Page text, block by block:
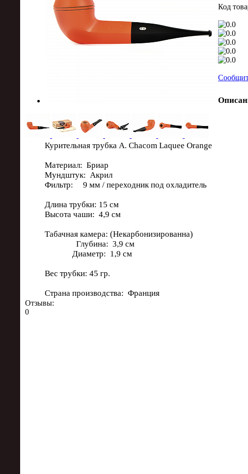
Код
Курительная трубка A. Chacom Laquee Orange
Материал: Бриар
Мундштук: Акрил
Фильтр: 9 мм / переходник под охладитель
Длина трубки: 15 см
Высота чаши: 4,9 см
Табачная камера: (Некарбонизированна)
Глубина: 3,9 см
Диаметр: 1,9 см
Вес трубки: 45 гр.
Страна производства: Франция
Отзывы:
0